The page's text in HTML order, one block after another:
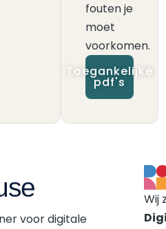
fouten je
moet
voorkomen.
Toegankelijke
pdf's
voor digitale
Wij